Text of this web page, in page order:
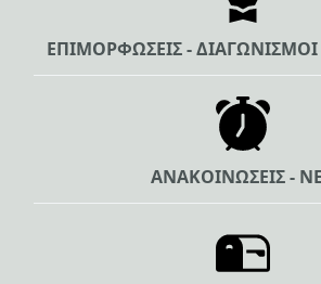
ΕΠΙΜΟΡΦΩΣΕΙΣ - ΔΙΑΓΩΝΙΣΜΟΙ
ΑΝΑΚΟΙΝΩΣΕΙΣ -